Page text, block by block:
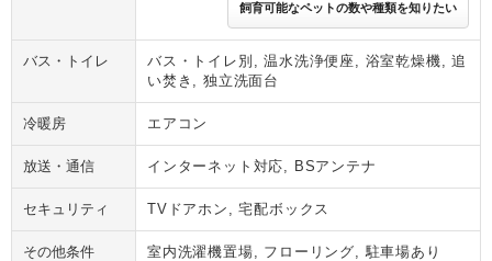
飼育可能なペットの数や種類を知りたい
バス・トイレ
バス・トイレ別, 温水洗浄便座, 浴室乾燥機, 追
い焚き, 独立洗面台
冷暖房 エアコン
放送・通信 インターネット対応, BSアンテナ
セキュリティ TVドアホン, 宅配ボックス
その他条件 室内洗濯機置場, フローリング, 駐車場あり